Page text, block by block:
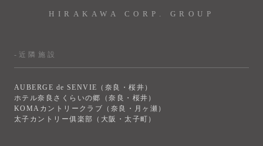
HIRAKAWA CORP. GROUP
-近隣施設
AUBERGE de SENVIE（奈良・桜井）
ホテル奈良さくらいの郷（奈良・桜井）
KOMAカントリークラブ（奈良・月ヶ瀬）
太子カントリー俱楽部（大阪・太子町）